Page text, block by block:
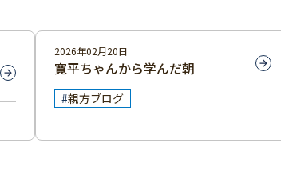
2026年02月20日
寛平ちゃんから学んだ朝
親方ブログ